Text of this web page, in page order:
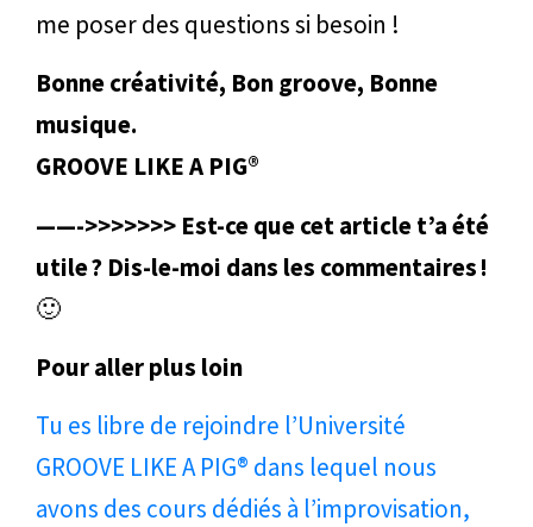
me poser des questions si besoin !
Bonne créativité, Bon groove, Bonne
musique.
GROOVE LIKE A PIG®
——->>>>>>> Est-ce que cet article t’a été
utile ? Dis-le-moi dans les commentaires !
🙂
Pour aller plus loin
Tu es libre de rejoindre l’Université
GROOVE LIKE A PIG® dans lequel nous
avons des cours dédiés à l’improvisation,